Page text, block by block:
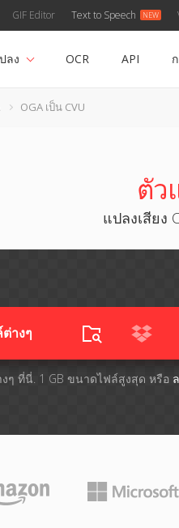
GIF Editor Text to Speech
ลง OCR API
OGA เป็น CVU
ตัว
แปลงเสียง
างๆ​
งๆ​ ที่นี่. 1 GB ขนาดไฟล์สูงสุด หรือ